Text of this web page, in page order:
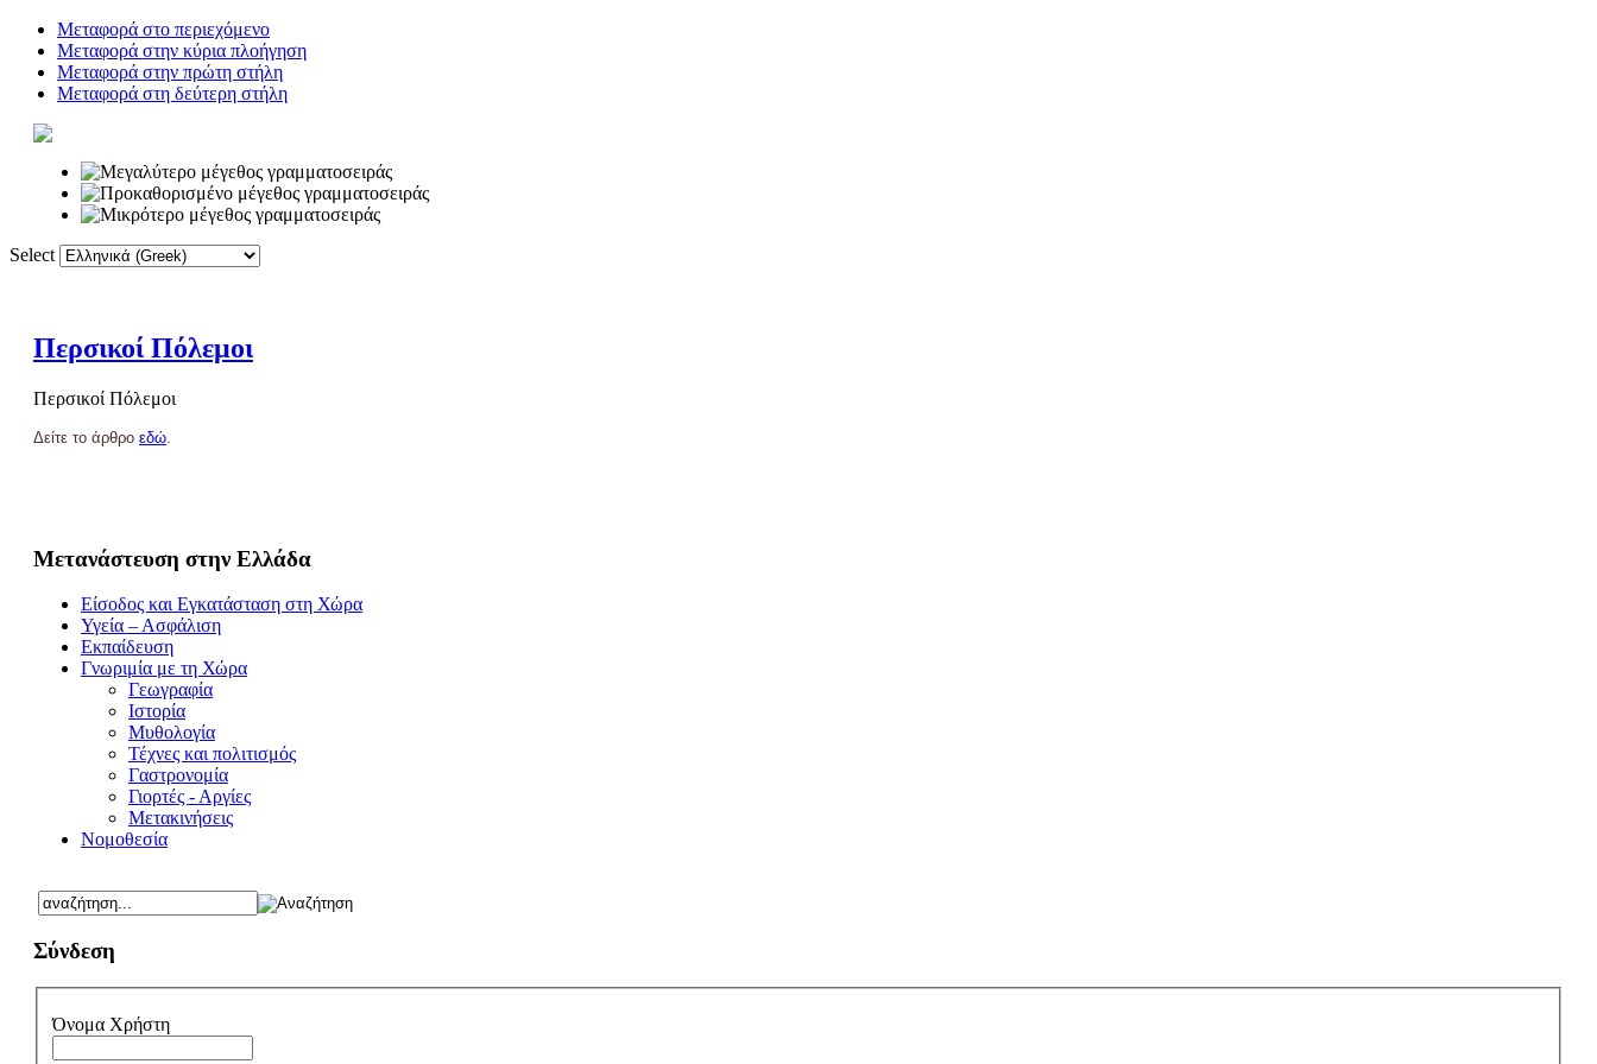
Μεταφορά στο περιεχόμενο
Μεταφορά στην κύρια πλοήγηση
Μεταφορά στην πρώτη στήλη
Μεταφορά στη δεύτερη στήλη
Select
Περσικοί Πόλεμοι
Περσικοί Πόλεμοι
Δείτε το άρθρο εδώ.
Μετανάστευση στην Ελλάδα
Είσοδος και Εγκατάσταση στη Χώρα
Υγεία – Ασφάλιση
Εκπαίδευση
Γνωριμία με τη Χώρα
Γεωγραφία
Ιστορία
Μυθολογία
Τέχνες και πολιτισμός
Γαστρονομία
Γιορτές - Αργίες
Μετακινήσεις
Νομοθεσία
Σύνδεση
Όνομα Χρήστη